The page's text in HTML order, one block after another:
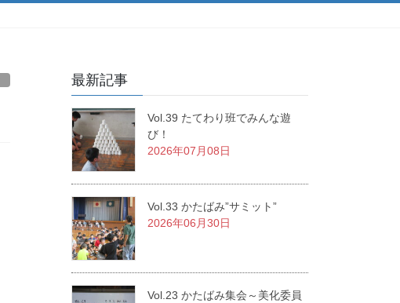
最新記事
Vol.39 たてわり班でみんな遊
び！
2026年07月08日
Vol.33 かたばみ”サミット”
2026年06月30日
Vol.23 かたばみ集会～美化委員